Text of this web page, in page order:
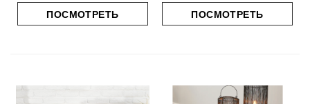
ПОСМОТРЕТЬ ПОСМОТРЕТЬ